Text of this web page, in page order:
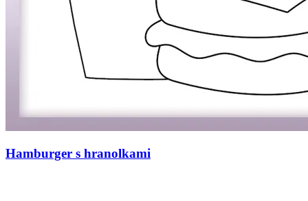
Hamburger s hranolkami